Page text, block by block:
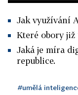
Jak využívání
Které obory
Jaká je míra
republice.
#umělá